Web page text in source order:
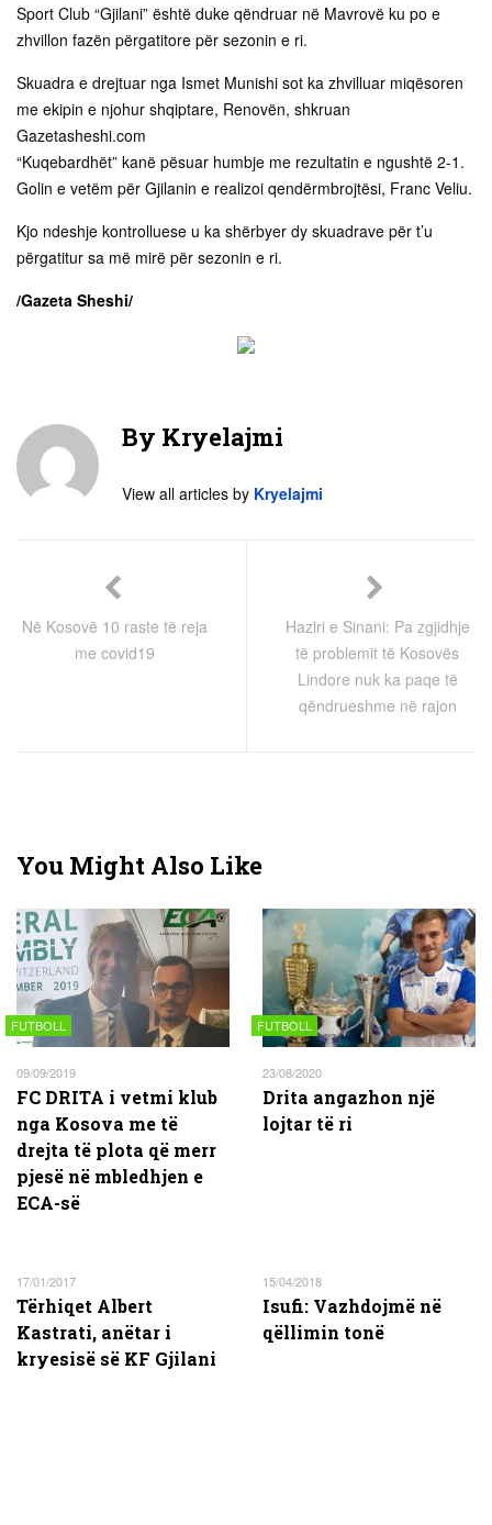
Sport Club “Gjilani” është duke qëndruar në Mavrovë ku po e
zhvillon fazën përgatitore për sezonin e ri.
Skuadra e drejtuar nga Ismet Munishi sot ka zhvilluar miqësoren
me ekipin e njohur shqiptare, Renovën, shkruan
Gazetasheshi.com
“Kuqebardhët” kanë pësuar humbje me rezultatin e ngushtë 2-1.
Golin e vetëm për Gjilanin e realizoi qendërmbrojtësi, Franc Veliu.
Kjo ndeshje kontrolluese u ka shërbyer dy skuadrave për t’u
përgatitur sa më mirë për sezonin e ri.
/Gazeta Sheshi/
By Kryelajmi
View all articles by Kryelajmi
Në Kosovë 10 raste të reja
me covid19
Haziri e Sinani: Pa zgjidhje
të problemit të Kosovës
Lindore nuk ka paqe të
qëndrueshme në rajon
You Might Also Like
FUTBOLL
09/09/2019
FC DRITA i vetmi klub
nga Kosova me të
drejta të plota që merr
pjesë në mbledhjen e
ECA-së
FUTBOLL
23/08/2020
Drita angazhon një
lojtar të ri
17/01/2017
Tërhiqet Albert
Kastrati, anëtar i
kryesisë së KF Gjilani
15/04/2018
Isufi: Vazhdojmë në
qëllimin tonë